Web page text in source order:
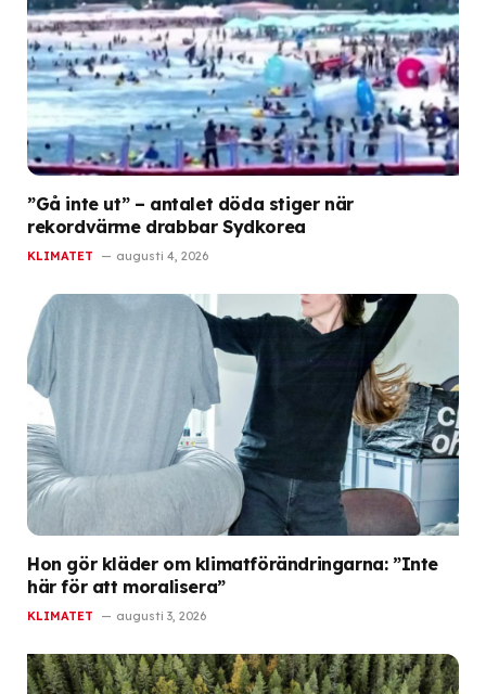
”Gå inte ut” – antalet döda stiger när
rekordvärme drabbar Sydkorea
KLIMATET augusti 4, 2026
Hon gör kläder om klimatförändringarna: ”Inte
här för att moralisera”
KLIMATET augusti 3, 2026